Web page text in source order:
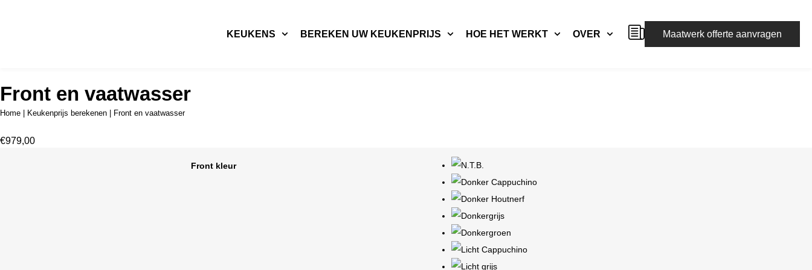
KEUKENS BEREKEN UW KEUKENPRIJS HOE HET WERKT OVER Maatwerk offerte aanvragen
Front en vaatwasser
Home Keukenprijs berekenen Front en vaatwasser
€979,00
Front kleur